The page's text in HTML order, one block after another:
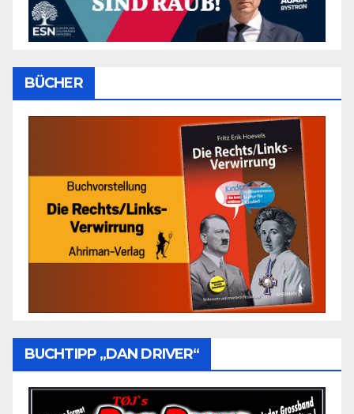
BÜCHER
BUCHTIPP „DAN DRIVER“